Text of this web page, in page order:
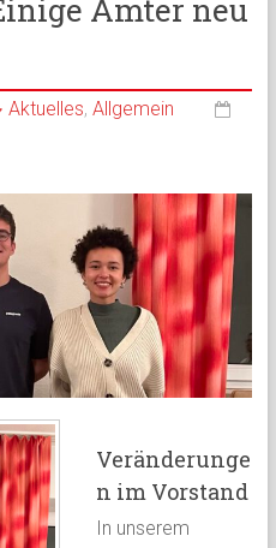
Ämter neu
Aktuelles, Allgemein
Veränderunge
n im Vorstand
In unserem